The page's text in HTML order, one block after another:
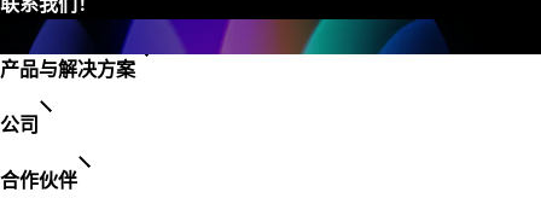
产品与解决方案
公司
合作伙伴